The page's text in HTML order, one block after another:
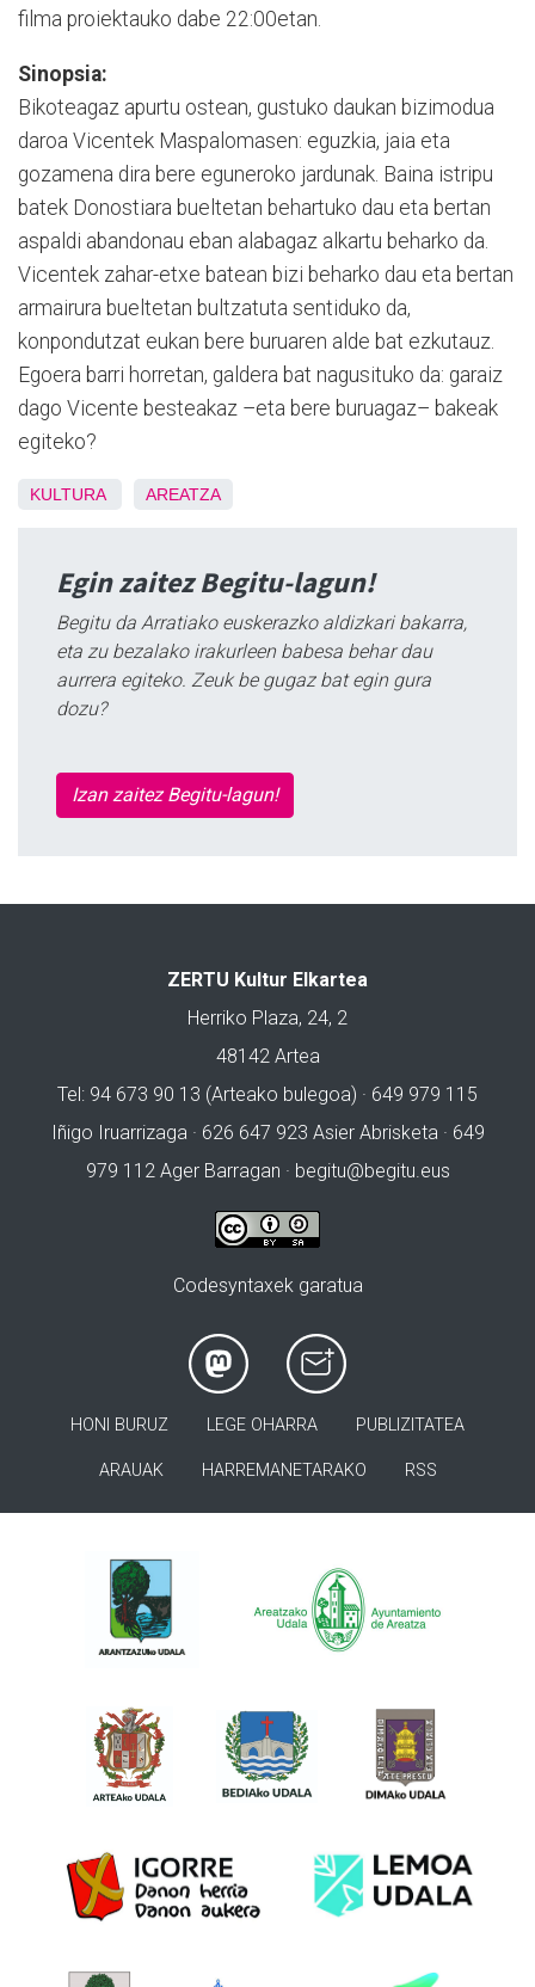
filma proiektauko dabe 22:00etan.
Sinopsia:
Bikoteagaz apurtu ostean, gustuko daukan bizimodua
daroa Vicentek Maspalomasen: eguzkia, jaia eta
gozamena dira bere eguneroko jardunak. Baina istripu
batek Donostiara bueltetan behartuko dau eta bertan
aspaldi abandonau eban alabagaz alkartu beharko da.
Vicentek zahar-etxe batean bizi beharko dau eta bertan
armairura bueltetan bultzatuta sentiduko da,
konpondutzat eukan bere buruaren alde bat ezkutauz.
Egoera barri horretan, galdera bat nagusituko da: garaiz
dago Vicente besteakaz –eta bere buruagaz– bakeak
egiteko?
KULTURA AREATZA
Egin zaitez Begitu-lagun!
Begitu da Arratiako euskerazko aldizkari bakarra,
eta zu bezalako irakurleen babesa behar dau
aurrera egiteko. Zeuk be gugaz bat egin gura
dozu?
Izan zaitez Begitu-lagun!
ZERTU Kultur Elkartea
Herriko Plaza, 24, 2
48142 Artea
Tel: 94 673 90 13 (Arteako bulegoa) · 649 979 115
Iñigo Iruarrizaga · 626 647 923 Asier Abrisketa · 649
979 112 Ager Barragan · begitu@begitu.eus
Codesyntaxek garatua
HONI BURUZ LEGE OHARRA PUBLIZITATEA
ARAUAK HARREMANETARAKO RSS